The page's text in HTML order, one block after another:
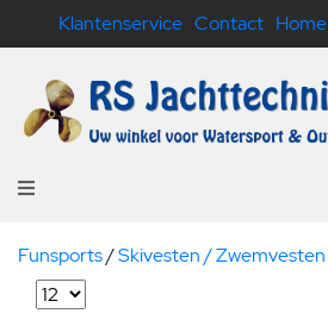
Klantenservice Contact Home
Funsports/Skivesten / Zwemvesten